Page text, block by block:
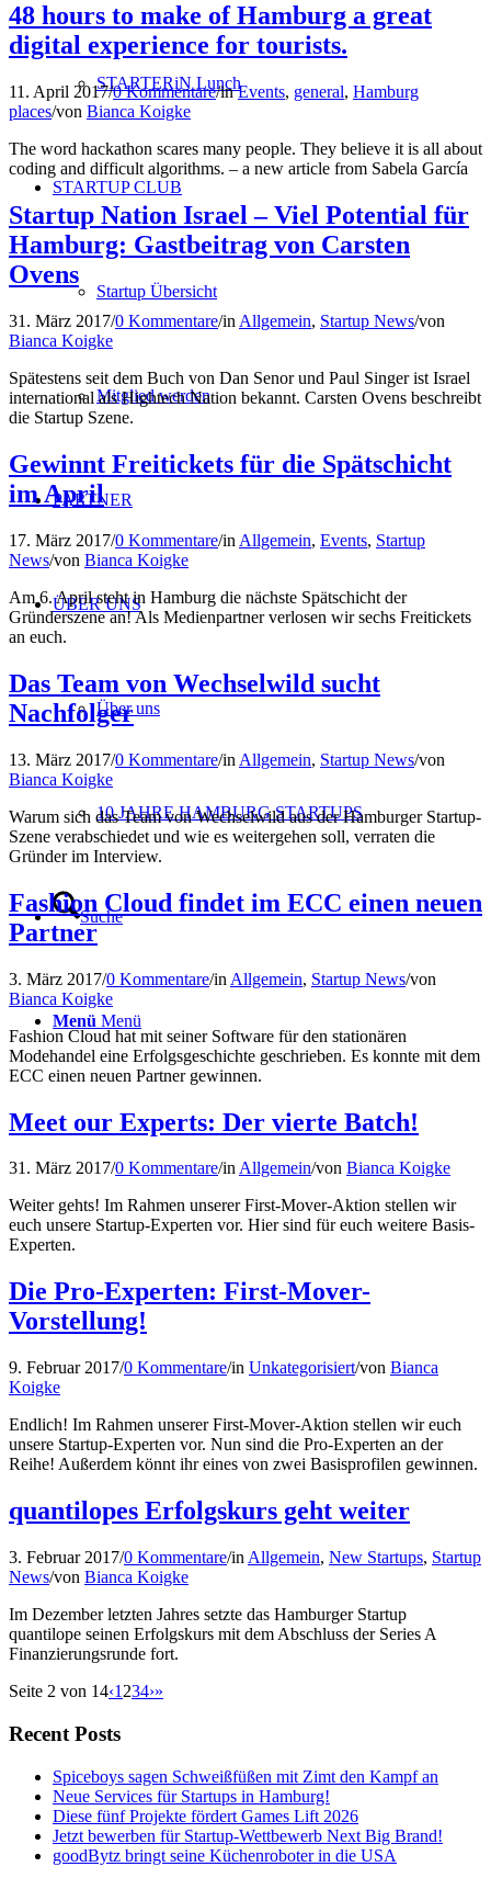
STARTERiN Lunch
STARTUP CLUB
Startup Übersicht
Mitglied werden
PARTNER
ÜBER UNS
Über uns
10 JAHRE HAMBURG STARTUPS
Suche
Menü Menü
48 hours to make of Hamburg a great
digital experience for tourists.
11. April 2017/0 Kommentare/inEvents, general, Hamburg
places/von Bianca Koigke
The word hackathon scares many people. They believe it is all about
coding and difficult algorithms. – a new article from Sabela García
Startup Nation Israel – Viel Potential für
Hamburg: Gastbeitrag von Carsten
Ovens
31. März 2017/0 Kommentare/in Allgemein, Startup News/von
Bianca Koigke
Spätestens seit dem Buch von Dan Senor und Paul Singer ist Israel
international als Hightech Nation bekannt. Carsten Ovens beschreibt
die Startup Szene.
Gewinnt Freitickets für die Spätschicht
im April
17. März 2017/0 Kommentare/in Allgemein, Events, Startup
News/von Bianca Koigke
Am 6. April steht in Hamburg die nächste Spätschicht der
Gründerszene an! Als Medienpartner verlosen wir sechs Freitickets
an euch.
Das Team von Wechselwild sucht
Nachfolger
13. März 2017/0 Kommentare/in Allgemein, Startup News/von
Bianca Koigke
Warum sich das Team von Wechselwild aus der Hamburger Startup-
Szene verabschiedet und wie es weitergehen soll, verraten die
Gründer im Interview.
Fashion Cloud findet im ECC einen neuen
Partner
3. März 2017/0 Kommentare/in Allgemein, Startup News/von
Bianca Koigke
Fashion Cloud hat mit seiner Software für den stationären
Modehandel eine Erfolgsgeschichte geschrieben. Es konnte mit dem
ECC einen neuen Partner gewinnen.
Meet our Experts: Der vierte Batch!
31. März 2017/0 Kommentare/inAllgemein/von Bianca Koigke
Weiter gehts! Im Rahmen unserer First-Mover-Aktion stellen wir
euch unsere Startup-Experten vor. Hier sind für euch weitere Basis-
Experten.
Die Pro-Experten: First-Mover-
Vorstellung!
9. Februar 2017/0 Kommentare/in Unkategorisiert/von Bianca
Koigke
Endlich! Im Rahmen unserer First-Mover-Aktion stellen wir euch
unsere Startup-Experten vor. Nun sind die Pro-Experten an der
Reihe! Außerdem könnt ihr eines von zwei Basisprofilen gewinnen.
quantilopes Erfolgskurs geht weiter
3. Februar 2017/0 Kommentare/in Allgemein, New Startups, Startup
News/von Bianca Koigke
Im Dezember letzten Jahres setzte das Hamburger Startup
quantilope seinen Erfolgskurs mit dem Abschluss der Series A
Finanzierungsrunde fort.
Seite 2 von 14‹1 234›»
Recent Posts
Spiceboys sagen Schweißfüßen mit Zimt den Kampf an
Neue Services für Startups in Hamburg!
Diese fünf Projekte fördert Games Lift 2026
Jetzt bewerben für Startup-Wettbewerb Next Big Brand!
goodBytz bringt seine Küchenroboter in die USA